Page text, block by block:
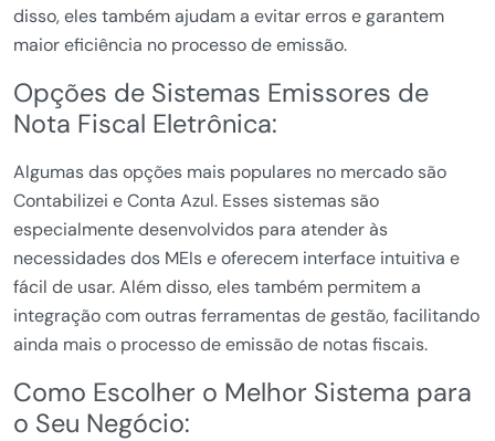
disso, eles também ajudam a evitar erros e garantem
maior eficiência no processo de emissão.
Opções de Sistemas Emissores de
Nota Fiscal Eletrônica:
Algumas das opções mais populares no mercado são
Contabilizei e Conta Azul. Esses sistemas são
especialmente desenvolvidos para atender às
necessidades dos MEIs e oferecem interface intuitiva e
fácil de usar. Além disso, eles também permitem a
integração com outras ferramentas de gestão, facilitando
ainda mais o processo de emissão de notas fiscais.
Como Escolher o Melhor Sistema para
o Seu Negócio: